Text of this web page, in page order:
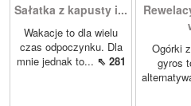
Sałatka z kapusty i...
Wakacje to dla wielu
czas odpoczynku. Dla
mnie jednak to... ⇖ 281
Ogórki
gyros